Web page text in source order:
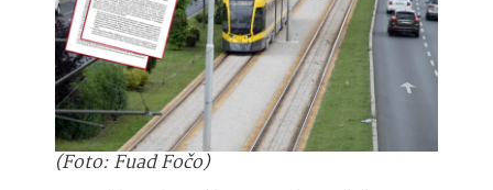
(Foto: Fuad Fočo)